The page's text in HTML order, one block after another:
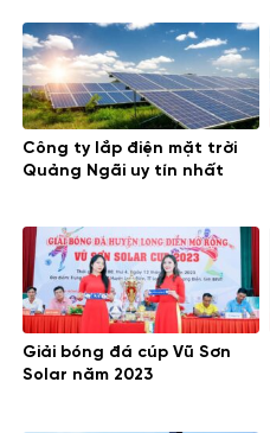
Công ty lắp điện mặt trời
Quảng Ngãi uy tín nhất
Giải bóng đá cúp Vũ Sơn
Solar năm 2023